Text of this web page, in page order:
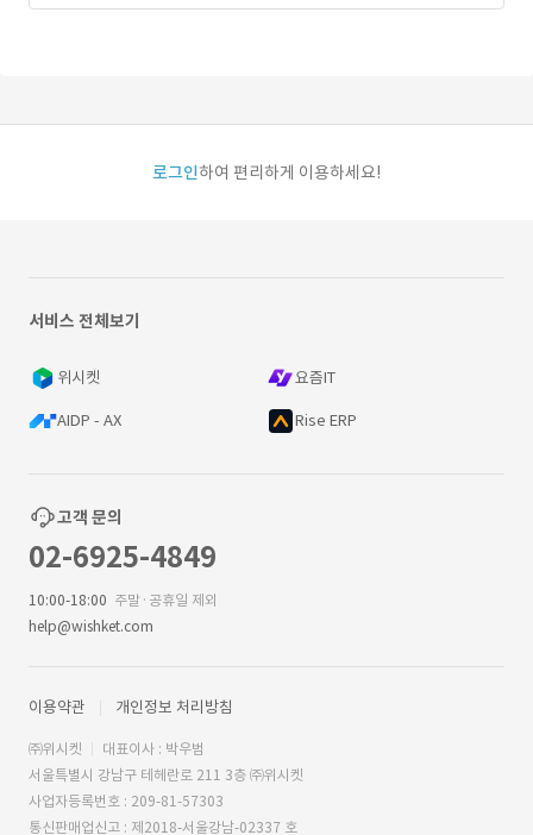
로그인하여 편리하게 이용하세요!
서비스 전체보기
위시켓 요즘IT
AIDP - AX Rise ERP
고객 문의
02-6925-4849
10:00-18:00 주말·공휴일 제외
help@wishket.com
이용약관 개인정보 처리방침
㈜위시켓
대표이사 : 박우범
서울특별시 강남구 테헤란로 211 3층 ㈜위시켓
사업자등록번호 : 209-81-57303
통신판매업신고 : 제2018-서울강남-02337 호